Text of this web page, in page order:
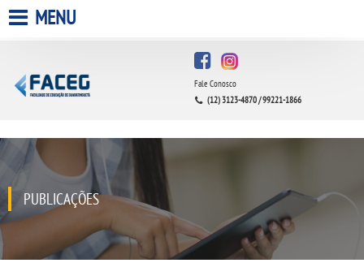
A FACULDADE
QUEM SOMOS
INFRAESTRUTURA
MENU
Fale Conosco
(12) 3123-4870 / 99221-1866
PUBLICAÇÕES